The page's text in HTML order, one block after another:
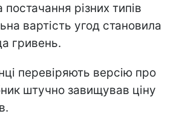
постачання різних типів
вартість угод становила
гривень.
перевіряють версію про
штучно завищував ціну